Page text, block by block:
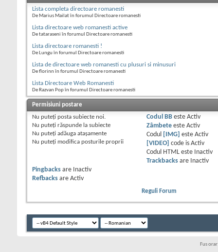
Lista completa directoare romanesti
De Marius Mailat în forumul Directoare romanesti
Lista directoare web romanesti active
De tataraseni în forumul Directoare romanesti
Lista directoare romanesti !
De Lungu în forumul Directoare romanesti
Lista de directoare web romanesti cu plusuri si minusuri
De florinn în forumul Directoare romanesti
Lista Directoare Web Romanesti
De Razvan Pop în forumul Directoare romanesti
Permisiuni postare
Nu puteţi posta subiecte noi.
Nu puteţi răspunde la subiecte
Nu puteţi adăuga ataşamente
Nu puteţi modifica posturile proprii
Codul BBeste Activ
Zâmbeteeste Activ
Codul
[IMG] este Activ
[VIDEO] code is Activ
Codul HTML este
Inactiv
Trackbacksare
Inactiv
Pingbacks are
Inactiv
Refbacks are Activ
Reguli Forum
Fus